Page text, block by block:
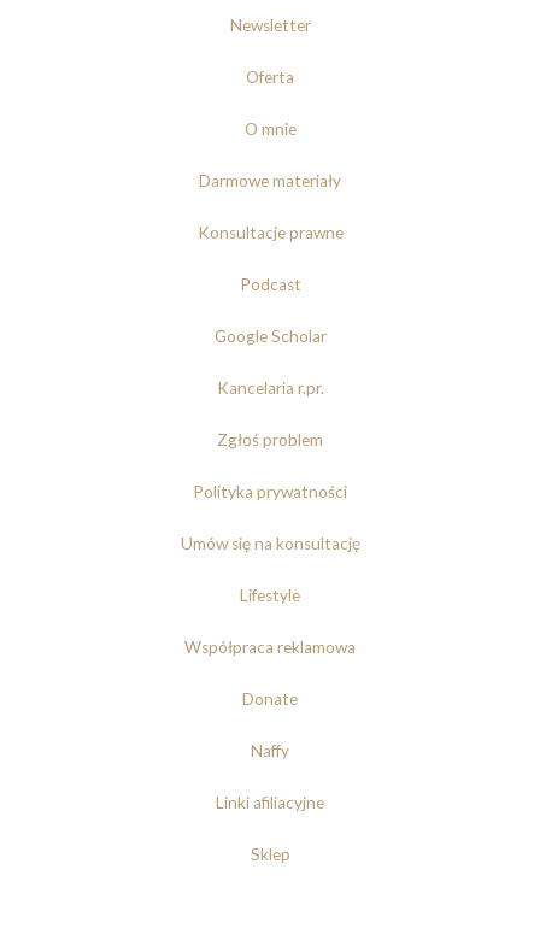
Newsletter
Oferta
O mnie
Darmowe materiały
Konsultacje prawne
Podcast
Google Scholar
Kancelaria r.pr.
Zgłoś problem
Polityka prywatności
Umów się na konsultację
Lifestyle
Współpraca reklamowa
Donate
Naffy
Linki afiliacyjne
Sklep